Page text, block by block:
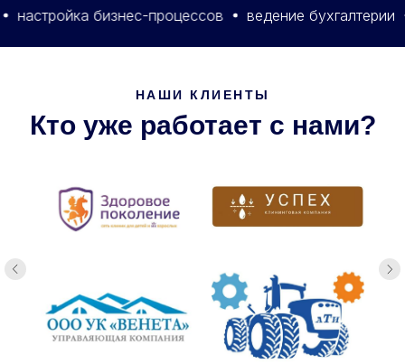
бизнес-процессов ведение бухгалтерии
НАШИ КЛИЕНТЫ
Кто уже работает с нами?